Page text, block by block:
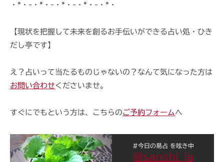
・*・-・*・-・*・-・*・-・*・
【現状を把握して未来を創るお手伝いができる占い処・ひき
だし亭です】
え？占いって当たるものじゃないの？なんて気になった方は
お問い合わせくださいませ。
すぐにでもという方は、こちらのご予約フォーム へ
#今日の易占 を呟き中
@sanshi_ja